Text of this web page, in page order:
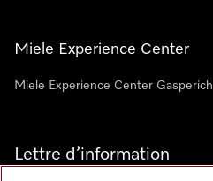
Miele Experience Center
Miele Experience Center Gasperich
Lettre d’information